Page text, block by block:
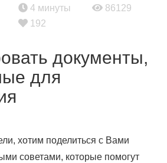
4 минуты
86129
192
документы,
для
хотим поделиться с Вами
советами, которые помогут